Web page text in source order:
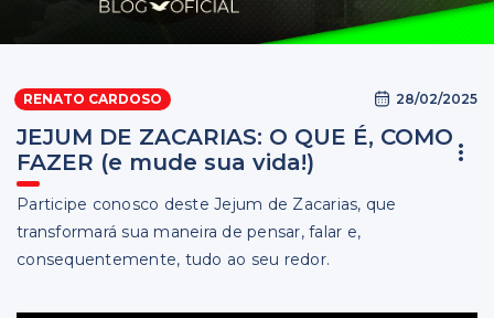
RENATO CARDOSO 28/02/2025
JEJUM DE ZACARIAS: O QUE É, COMO
FAZER (e mude sua vida!)
Participe conosco deste Jejum de Zacarias, que
transformará sua maneira de pensar, falar e,
consequentemente, tudo ao seu redor.